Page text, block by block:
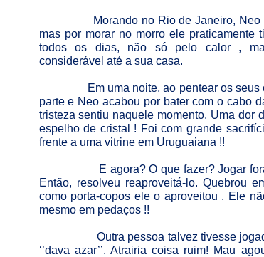
Morando no Rio de Janeiro,
mas por morar no morro ele praticamente
todos os dias, não só pelo calor ,
considerável até a sua casa.
Em uma noite, ao pentear os
parte e Neo acabou por bater com o cabo
tristeza sentiu naquele momento. Uma dor
espelho de cristal ! Foi com grande
frente a uma vitrine em Uruguaiana !!
E agora? O que fazer? Jogar
Então, resolveu reaproveitá-lo. Quebrou
como porta-copos ele o aproveitou . Ele
mesmo em pedaços !!
Outra pessoa talvez tivesse
‘’dava azar’’. Atrairia coisa ruim! Mau